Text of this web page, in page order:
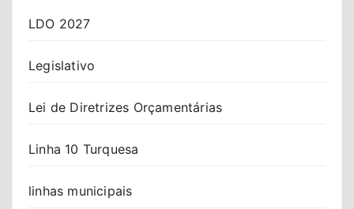
LDO 2027
Legislativo
Lei de Diretrizes Orçamentárias
Linha 10 Turquesa
linhas municipais